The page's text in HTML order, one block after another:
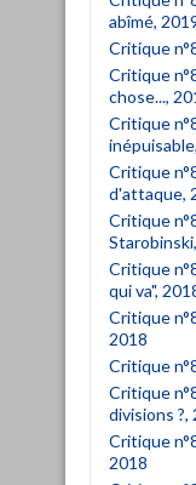
abîmé,
Critique
Critique
chose...,
Critique
Critique
d'attaque,
Critique
Critique
qui va",
Critique
2018
Critique
Critique
divisions ?,
Critique
2018